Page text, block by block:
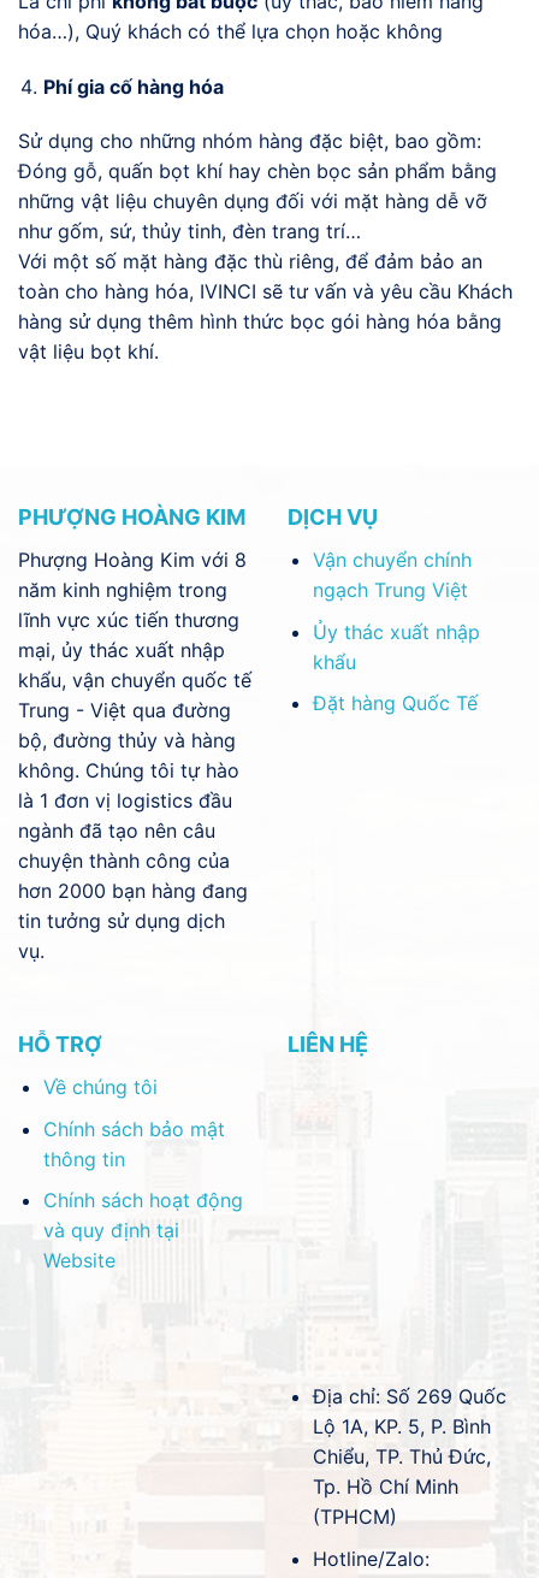
hóa…), Quý khách có thể lựa chọn hoặc không
Phí gia cố hàng hóa
Sử dụng cho những nhóm hàng đặc biệt, bao gồm:
Đóng gỗ, quấn bọt khí hay chèn bọc sản phẩm bằng
những vật liệu chuyên dụng đối với mặt hàng dễ vỡ
như gốm, sứ, thủy tinh, đèn trang trí…
Với một số mặt hàng đặc thù riêng, để đảm bảo an
toàn cho hàng hóa, IVINCI sẽ tư vấn và yêu cầu Khách
hàng sử dụng thêm hình thức bọc gói hàng hóa bằng
vật liệu bọt khí.
PHƯỢNG HOÀNG KIM
Phượng Hoàng Kim với 8
năm kinh nghiệm trong
lĩnh vực xúc tiến thương
mại, ủy thác xuất nhập
khẩu, vận chuyển quốc tế
Trung - Việt qua đường
bộ, đường thủy và hàng
không. Chúng tôi tự hào
là 1 đơn vị logistics đầu
ngành đã tạo nên câu
chuyện thành công của
hơn 2000 bạn hàng đang
tin tưởng sử dụng dịch
vụ.
DỊCH VỤ
Vận chuyển chính
ngạch Trung Việt
Ủy thác xuất nhập
khẩu
Đặt hàng Quốc Tế
HỖ TRỢ
Về chúng tôi
Chính sách bảo mật
thông tin
Chính sách hoạt động
và quy định tại
Website
LIÊN HỆ
Địa chỉ: Số 269 Quốc
Lộ 1A, KP. 5, P. Bình
Chiểu, TP. Thủ Đức,
Tp. Hồ Chí Minh
(TPHCM)
Hotline/Zalo: